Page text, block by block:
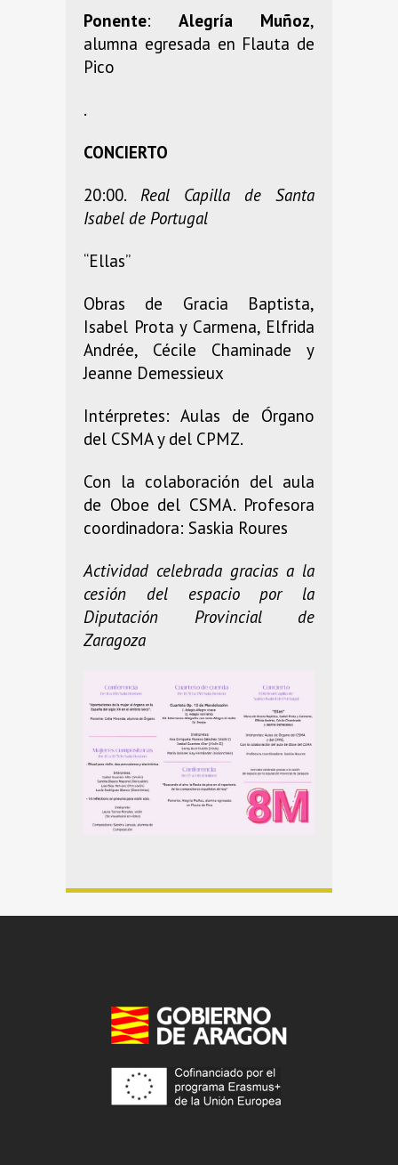
Ponente: Alegría Muñoz,
alumna egresada en Flauta de
Pico
.
CONCIERTO
20:00. Real Capilla de
Santa
Isabel de Portugal
“Ellas”
Obras de Gracia Baptista,
Isabel Prota y Carmena, Elfrida
Andrée, Cécile Chaminade y
Jeanne Demessieux
Intérpretes: Aulas de Órgano
del CSMA y del CPMZ.
Con la colaboración del aula
de Oboe del CSMA. Profesora
coordinadora: Saskia Roures
Actividad celebrada gracias a la
cesión del espacio por la
Diputación Provincial de
Zaragoza